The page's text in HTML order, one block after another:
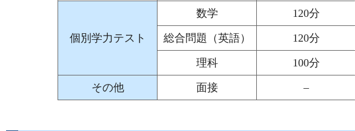
個別学力テスト
数学 120分
総合問題（英語） 120分
理科 100分
その他 面接 –